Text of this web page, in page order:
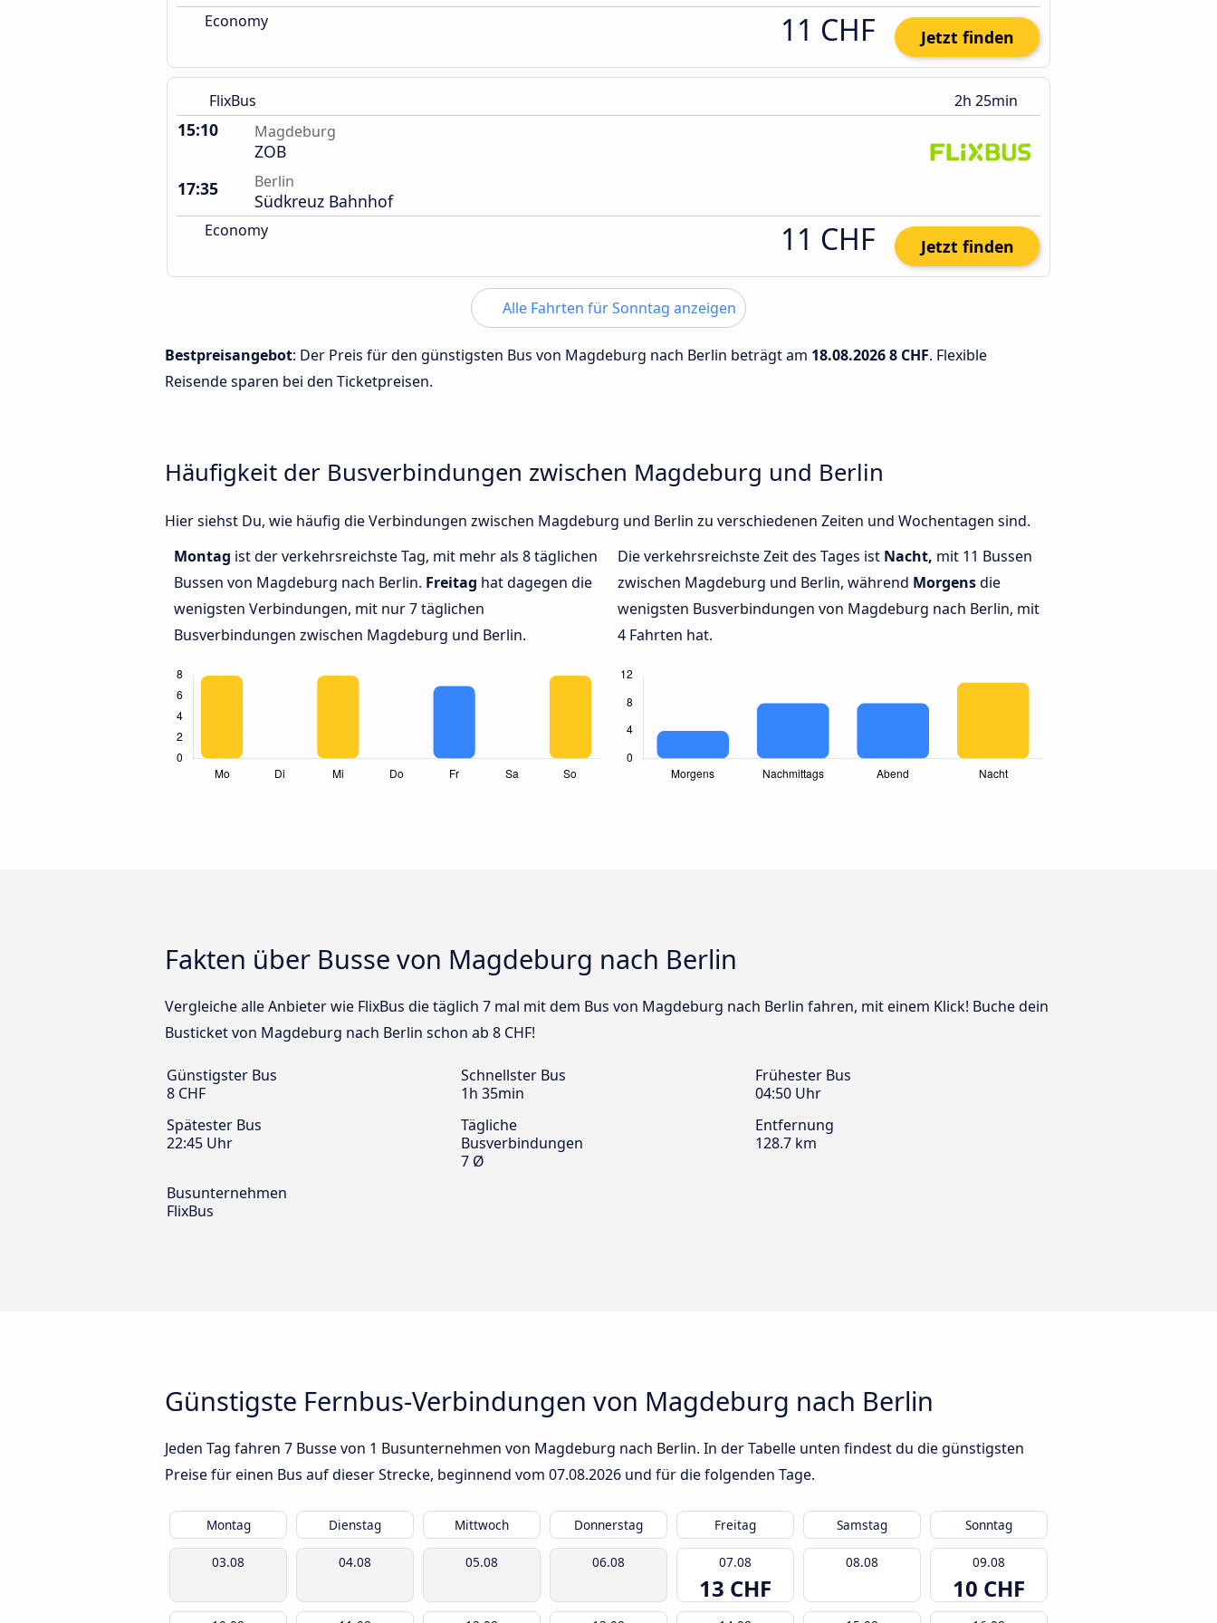
Economy 11 CHF Jetzt finden
FlixBus 2h 25min
15:10 Magdeburg
ZOB
17:35
Berlin
Südkreuz Bahnhof
Economy 11 CHF Jetzt finden
Alle Fahrten für Sonntag anzeigen
Bestpreisangebot: Der Preis für den günstigsten Bus von Magdeburg nach Berlin beträgt am 18.08.20268 CHF. Flexible
Reisende sparen bei den Ticketpreisen.
Häufigkeit der Busverbindungen zwischen Magdeburg und Berlin
Hier siehst Du, wie häufig die Verbindungen zwischen Magdeburg und Berlin zu verschiedenen Zeiten und Wochentagen sind.
Montag ist der verkehrsreichste Tag, mit mehr als 8 täglichen
Bussen von Magdeburg nach Berlin. Freitag hat dagegen die
wenigsten Verbindungen, mit nur 7 täglichen
Busverbindungen zwischen Magdeburg und Berlin.
Die verkehrsreichste Zeit des Tages ist Nacht, mit 11 Bussen
zwischen Magdeburg und Berlin, während Morgensdie
wenigsten Busverbindungen von Magdeburg nach Berlin, mit
4 Fahrten hat.
Fakten über Busse von Magdeburg nach Berlin
Vergleiche alle Anbieter wie FlixBus die täglich 7 mal mit dem Bus von Magdeburg nach Berlin fahren, mit einem Klick! Buche dein
Busticket von Magdeburg nach Berlin schon ab 8 CHF!
Günstigster Bus
8 CHF
Schnellster Bus
1h 35min
Frühester Bus
04:50 Uhr
Spätester Bus
22:45 Uhr
Tägliche
Busverbindungen
7 Ø
Entfernung
128.7 km
Busunternehmen
FlixBus
Günstigste Fernbus-Verbindungen von Magdeburg nach Berlin
Jeden Tag fahren 7 Busse von 1 Busunternehmen von Magdeburg nach Berlin. In der Tabelle unten findest du die günstigsten
Preise für einen Bus auf dieser Strecke, beginnend vom 07.08.2026 und für die folgenden Tage.
Montag Dienstag Mittwoch Donnerstag Freitag Samstag Sonntag
03.08 04.08 05.08 06.08 07.08
13 CHF
08.08 09.08
10 CHF